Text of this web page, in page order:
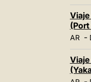
AR-